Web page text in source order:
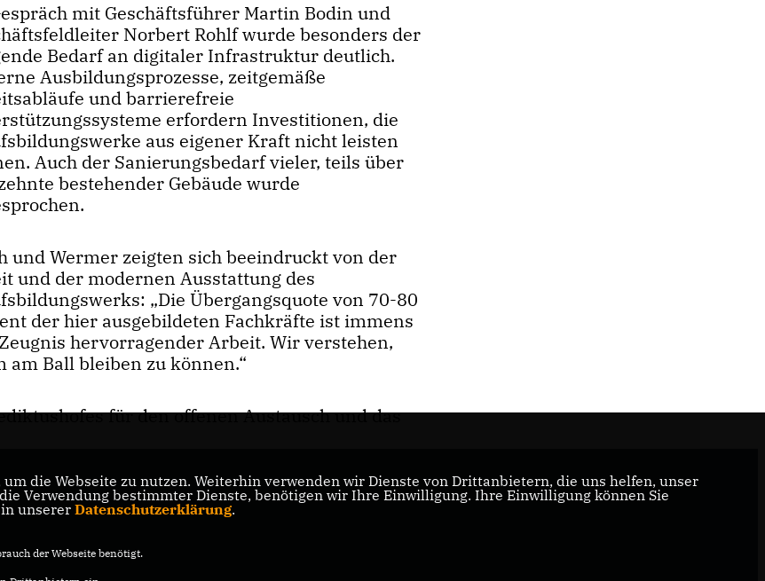
mit Geschäftsführer Martin Bodin und
Norbert Rohlf wurde besonders der
Bedarf an digitaler Infrastruktur deutlich.
Ausbildungsprozesse, zeitgemäße
und barrierefreie
erfordern Investitionen, die
aus eigener Kraft nicht leisten
Auch der Sanierungsbedarf vieler, teils über
bestehender Gebäude wurde
und Wermer zeigten sich beeindruckt von der
und der modernen Ausstattung des
„Die Übergangsquote von 70-80
der hier ausgebildeten Fachkräfte ist immens
hervorragender Arbeit. Wir verstehen,
Ball bleiben zu können.“
für den offenen Austausch und das
die Webseite zu nutzen. Weiterhin verwenden wir Dienste von Drittanbietern, die uns helfen, unser
Verwendung bestimmter Dienste, benötigen wir Ihre Einwilligung. Ihre Einwilligung können Sie
unserer Datenschutzerklärung.
der Webseite benötigt.